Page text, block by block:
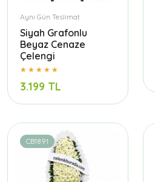
Aynı Gün Teslimat
Siyah Grafonlu
Beyaz Cenaze
Çelengi
3.199 TL
CB1891